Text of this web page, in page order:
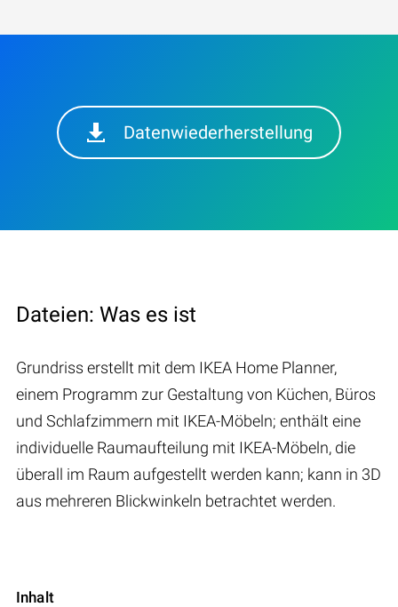
Datenwiederherstellung
Dateien: Was es ist
Grundriss erstellt mit dem IKEA Home Planner,
einem Programm zur Gestaltung von Küchen, Büros
und Schlafzimmern mit IKEA-Möbeln; enthält eine
individuelle Raumaufteilung mit IKEA-Möbeln, die
überall im Raum aufgestellt werden kann; kann in 3D
aus mehreren Blickwinkeln betrachtet werden.
Inhalt